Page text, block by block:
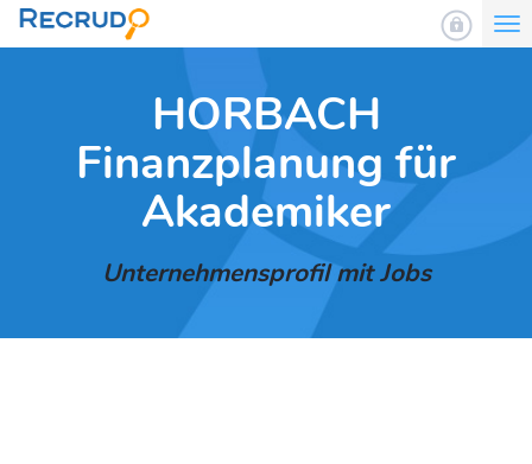
HORBACH
Finanzplanung für
Akademiker
Unternehmensprofil mit Jobs